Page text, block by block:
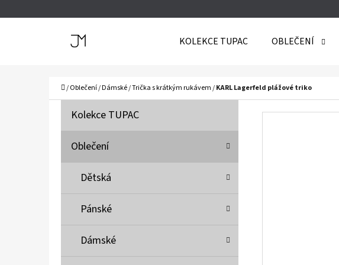
KOLEKCE TUPAC OBLEČENÍ
Domů
/Oblečení/Dámské/Trička s krátkým rukávem/KARL Lagerfeld plážové triko
Přeskočit
K Kolekce TUPAC
Oblečení
Dětská
Pánské
Dámské